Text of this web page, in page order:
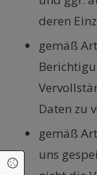
deren
gemäß
Daten zu
gemäß
uns
Cookie